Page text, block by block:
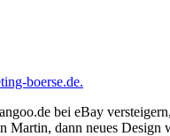
boerse.de.
bei eBay
dann neues